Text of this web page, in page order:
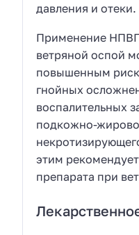
давления и отеки.
Применение
ветряной оспой
повышенным
гнойных
воспалительных
подкожно-
этим
препарата при